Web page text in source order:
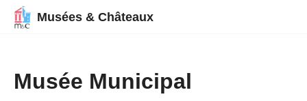
Musées & Châteaux
Musée Municipal